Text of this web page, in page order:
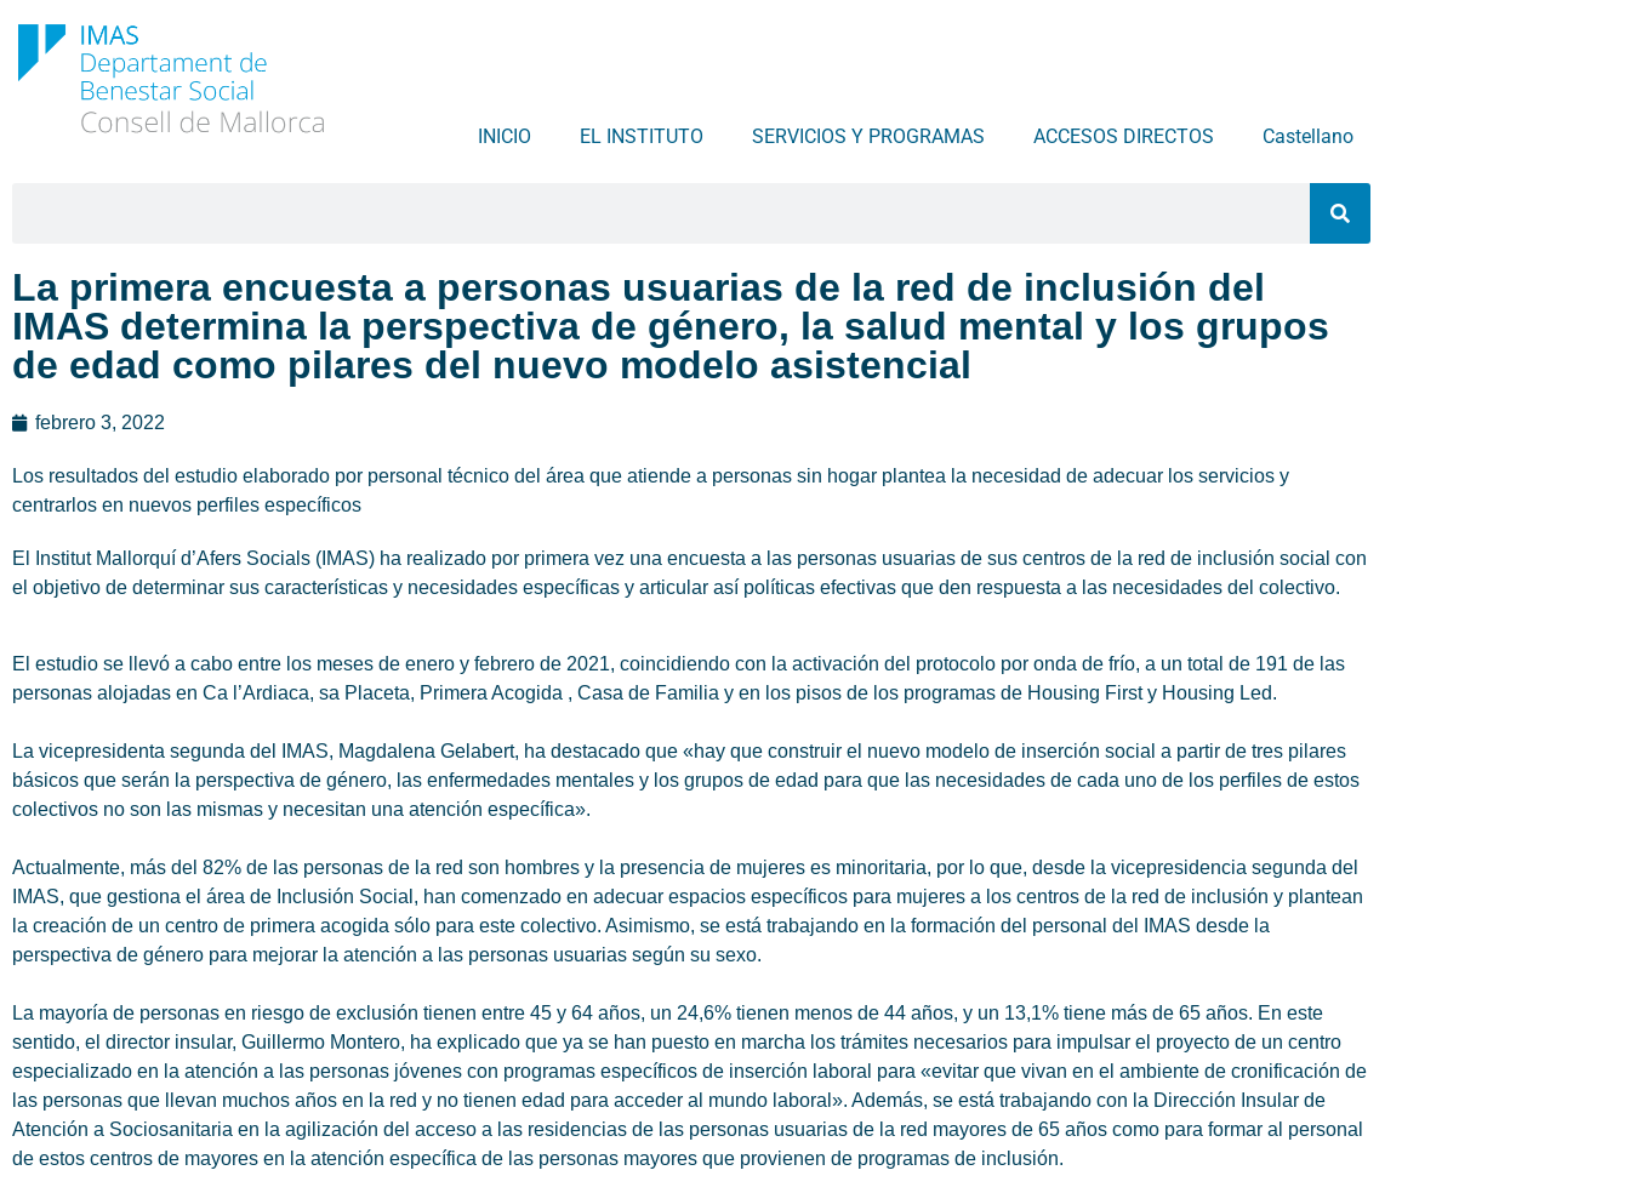
INICIO EL INSTITUTO SERVICIOS Y PROGRAMAS ACCESOS DIRECTOS Castellano
La primera encuesta a personas usuarias de la red de inclusión del
IMAS determina la perspectiva de género, la salud mental y los grupos
de edad como pilares del nuevo modelo asistencial
febrero 3, 2022
Los resultados del estudio elaborado por personal técnico del área que atiende a personas sin hogar plantea la necesidad de adecuar los servicios y
centrarlos en nuevos perfiles específicos
El Institut Mallorquí d’Afers Socials (IMAS) ha realizado por primera vez una encuesta a las personas usuarias de sus centros de la red de inclusión social con
el objetivo de determinar sus características y necesidades específicas y articular así políticas efectivas que den respuesta a las necesidades del colectivo.
El estudio se llevó a cabo entre los meses de enero y febrero de 2021, coincidiendo con la activación del protocolo por onda de frío, a un total de 191 de las
personas alojadas en Ca l’Ardiaca, sa Placeta, Primera Acogida , Casa de Familia y en los pisos de los programas de Housing First y Housing Led.
La vicepresidenta segunda del IMAS, Magdalena Gelabert, ha destacado que «hay que construir el nuevo modelo de inserción social a partir de tres pilares
básicos que serán la perspectiva de género, las enfermedades mentales y los grupos de edad para que las necesidades de cada uno de los perfiles de estos
colectivos no son las mismas y necesitan una atención específica».
Actualmente, más del 82% de las personas de la red son hombres y la presencia de mujeres es minoritaria, por lo que, desde la vicepresidencia segunda del
IMAS, que gestiona el área de Inclusión Social, han comenzado en adecuar espacios específicos para mujeres a los centros de la red de inclusión y plantean
la creación de un centro de primera acogida sólo para este colectivo. Asimismo, se está trabajando en la formación del personal del IMAS desde la
perspectiva de género para mejorar la atención a las personas usuarias según su sexo.
La mayoría de personas en riesgo de exclusión tienen entre 45 y 64 años, un 24,6% tienen menos de 44 años, y un 13,1% tiene más de 65 años. En este
sentido, el director insular, Guillermo Montero, ha explicado que ya se han puesto en marcha los trámites necesarios para impulsar el proyecto de un centro
especializado en la atención a las personas jóvenes con programas específicos de inserción laboral para «evitar que vivan en el ambiente de cronificación de
las personas que llevan muchos años en la red y no tienen edad para acceder al mundo laboral». Además, se está trabajando con la Dirección Insular de
Atención a Sociosanitaria en la agilización del acceso a las residencias de las personas usuarias de la red mayores de 65 años como para formar al personal
de estos centros de mayores en la atención específica de las personas mayores que provienen de programas de inclusión.